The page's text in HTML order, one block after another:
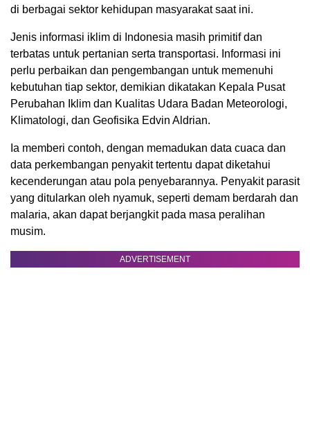
di berbagai sektor kehidupan masyarakat saat ini.
Jenis informasi iklim di Indonesia masih primitif dan
terbatas untuk pertanian serta transportasi. Informasi ini
perlu perbaikan dan pengembangan untuk memenuhi
kebutuhan tiap sektor, demikian dikatakan Kepala Pusat
Perubahan Iklim dan Kualitas Udara Badan Meteorologi,
Klimatologi, dan Geofisika Edvin Aldrian.
Ia memberi contoh, dengan memadukan data cuaca dan
data perkembangan penyakit tertentu dapat diketahui
kecenderungan atau pola penyebarannya. Penyakit parasit
yang ditularkan oleh nyamuk, seperti demam berdarah dan
malaria, akan dapat berjangkit pada masa peralihan
musim.
ADVERTISEMENT